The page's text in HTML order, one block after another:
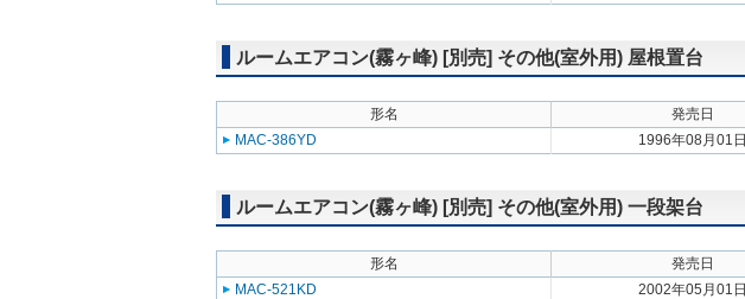
ルームエアコン(霧ヶ峰) [別売] その他(室外用) 屋根置台
形名 発売日
MAC-386YD
1996年08月01日
ルームエアコン(霧ヶ峰) [別売] その他(室外用) 一段架台
形名 発売日
MAC-521KD
2002年05月01日